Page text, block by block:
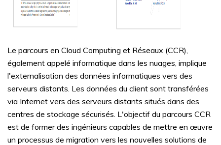
Le parcours en Cloud Computing et Réseaux (CCR),
également appelé informatique dans les nuages, implique
l'externalisation des données informatiques vers des
serveurs distants. Les données du client sont transférées
via Internet vers des serveurs distants situés dans des
centres de stockage sécurisés. L'objectif du parcours CCR
est de former des ingénieurs capables de mettre en œuvre
un processus de migration vers les nouvelles solutions de